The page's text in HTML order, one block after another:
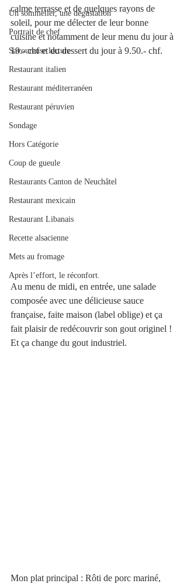
Un sommelier, une dégustation
Portrait de chef
Savoureuse lecture
Restaurant italien
Restaurant méditerranéen
Restaurant péruvien
Sondage
Hors Catégorie
Coup de gueule
Restaurants Canton de Neuchâtel
Restaurant mexicain
Restaurant Libanais
Recette alsacienne
Mets au fromage
Après l’effort, le réconfort.
calme terrasse et de quelques rayons de
soleil, pour me délecter de leur bonne
cuisine et notamment de leur menu du jour à
19.- chf et du dessert du jour à 9.50.- chf.
Au menu de midi, en entrée, une salade
composée avec une délicieuse sauce
française, faite maison (label oblige) et ça
fait plaisir de redécouvrir son gout originel !
Et ça change du gout industriel.
Mon plat principal : Rôti de porc mariné,